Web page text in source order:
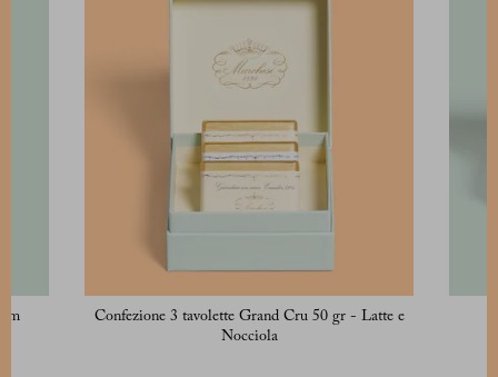
Confezione 3 tavolette Grand Cru 50 gr - Latte e
Nocciola